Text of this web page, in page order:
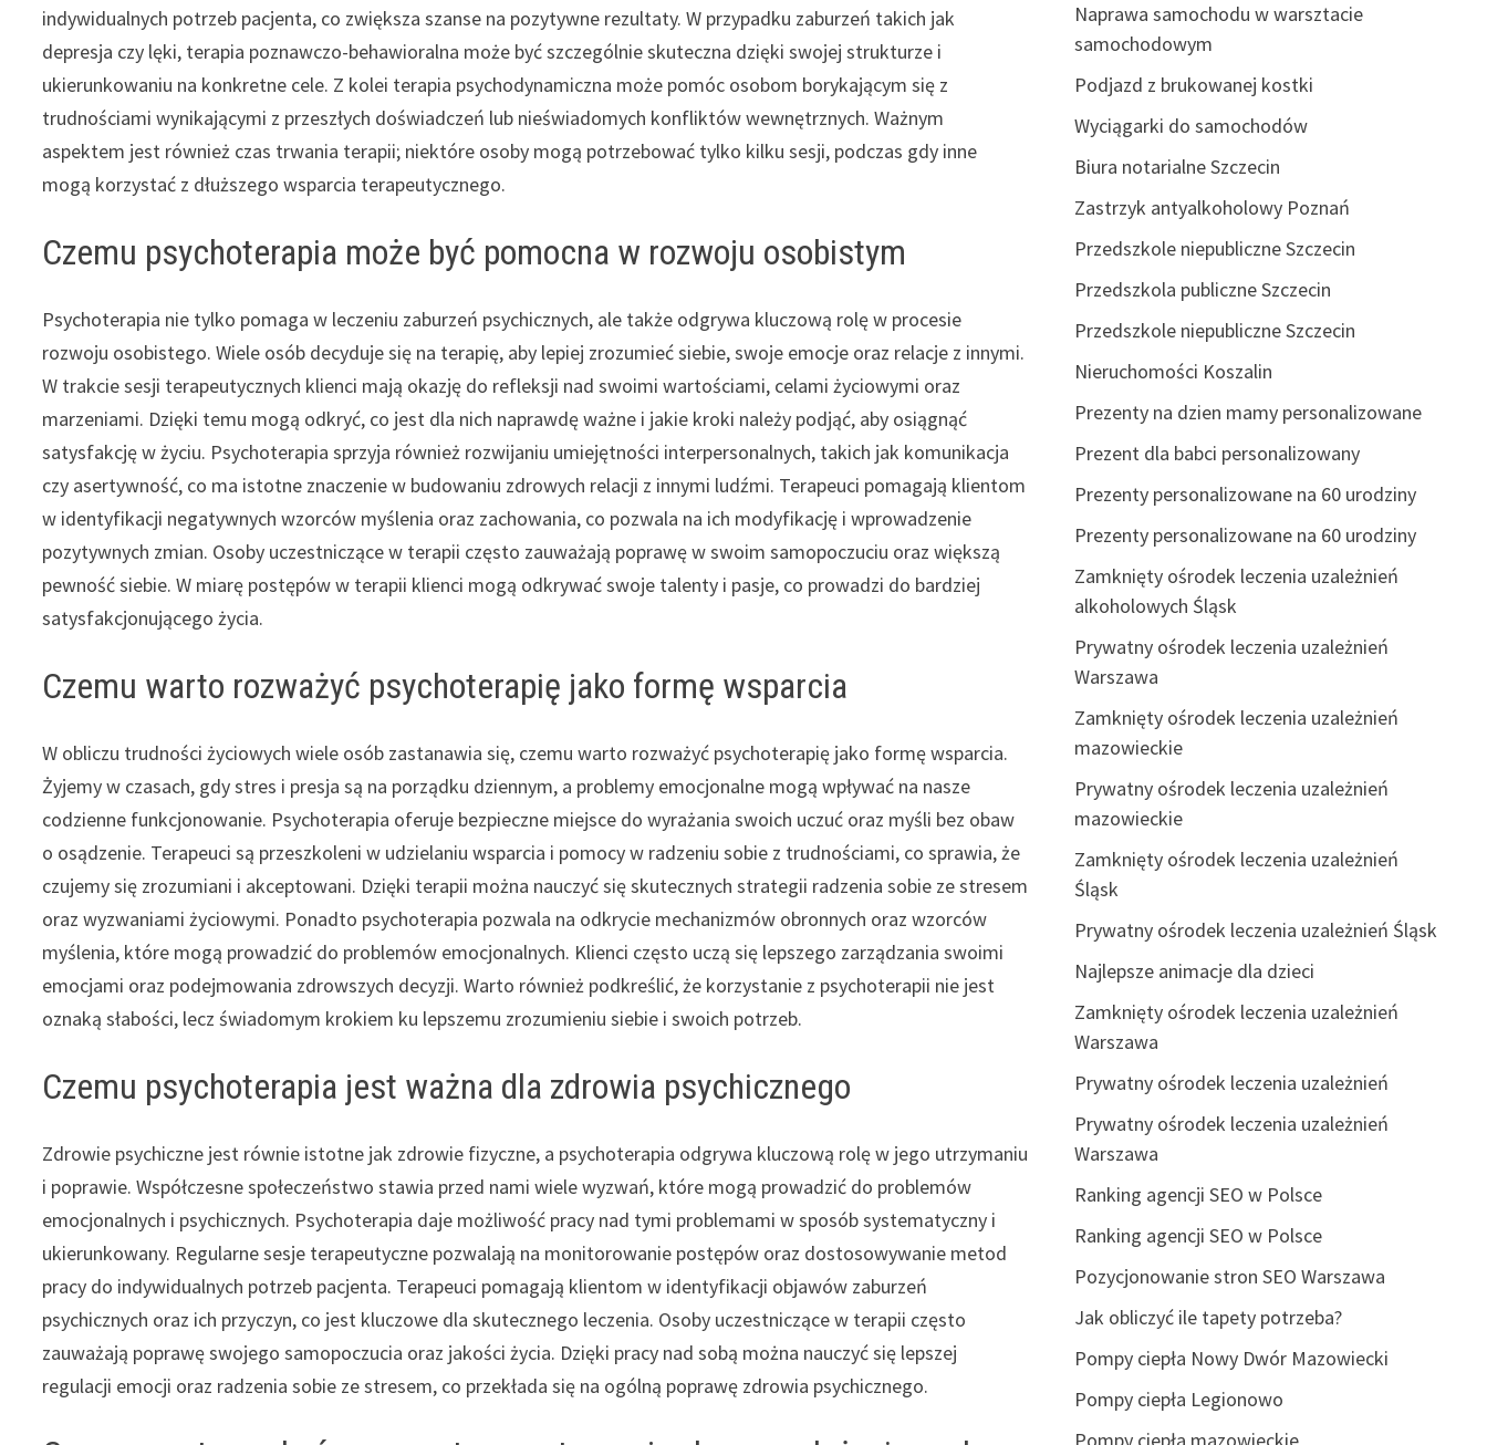
indywidualnych potrzeb pacjenta, co zwiększa szanse na pozytywne rezultaty. W przypadku zaburzeń takich jak
depresja czy lęki, terapia poznawczo-behawioralna może być szczególnie skuteczna dzięki swojej strukturze i
ukierunkowaniu na konkretne cele. Z kolei terapia psychodynamiczna może pomóc osobom borykającym się z
trudnościami wynikającymi z przeszłych doświadczeń lub nieświadomych konfliktów wewnętrznych. Ważnym
aspektem jest również czas trwania terapii; niektóre osoby mogą potrzebować tylko kilku sesji, podczas gdy inne
mogą korzystać z dłuższego wsparcia terapeutycznego.
Czemu psychoterapia może być pomocna w rozwoju osobistym
Psychoterapia nie tylko pomaga w leczeniu zaburzeń psychicznych, ale także odgrywa kluczową rolę w procesie
rozwoju osobistego. Wiele osób decyduje się na terapię, aby lepiej zrozumieć siebie, swoje emocje oraz relacje z innymi.
W trakcie sesji terapeutycznych klienci mają okazję do refleksji nad swoimi wartościami, celami życiowymi oraz
marzeniami. Dzięki temu mogą odkryć, co jest dla nich naprawdę ważne i jakie kroki należy podjąć, aby osiągnąć
satysfakcję w życiu. Psychoterapia sprzyja również rozwijaniu umiejętności interpersonalnych, takich jak komunikacja
czy asertywność, co ma istotne znaczenie w budowaniu zdrowych relacji z innymi ludźmi. Terapeuci pomagają klientom
w identyfikacji negatywnych wzorców myślenia oraz zachowania, co pozwala na ich modyfikację i wprowadzenie
pozytywnych zmian. Osoby uczestniczące w terapii często zauważają poprawę w swoim samopoczuciu oraz większą
pewność siebie. W miarę postępów w terapii klienci mogą odkrywać swoje talenty i pasje, co prowadzi do bardziej
satysfakcjonującego życia.
Czemu warto rozważyć psychoterapię jako formę wsparcia
W obliczu trudności życiowych wiele osób zastanawia się, czemu warto rozważyć psychoterapię jako formę wsparcia.
Żyjemy w czasach, gdy stres i presja są na porządku dziennym, a problemy emocjonalne mogą wpływać na nasze
codzienne funkcjonowanie. Psychoterapia oferuje bezpieczne miejsce do wyrażania swoich uczuć oraz myśli bez obaw
o osądzenie. Terapeuci są przeszkoleni w udzielaniu wsparcia i pomocy w radzeniu sobie z trudnościami, co sprawia, że
czujemy się zrozumiani i akceptowani. Dzięki terapii można nauczyć się skutecznych strategii radzenia sobie ze stresem
oraz wyzwaniami życiowymi. Ponadto psychoterapia pozwala na odkrycie mechanizmów obronnych oraz wzorców
myślenia, które mogą prowadzić do problemów emocjonalnych. Klienci często uczą się lepszego zarządzania swoimi
emocjami oraz podejmowania zdrowszych decyzji. Warto również podkreślić, że korzystanie z psychoterapii nie jest
oznaką słabości, lecz świadomym krokiem ku lepszemu zrozumieniu siebie i swoich potrzeb.
Czemu psychoterapia jest ważna dla zdrowia psychicznego
Zdrowie psychiczne jest równie istotne jak zdrowie fizyczne, a psychoterapia odgrywa kluczową rolę w jego utrzymaniu
i poprawie. Współczesne społeczeństwo stawia przed nami wiele wyzwań, które mogą prowadzić do problemów
emocjonalnych i psychicznych. Psychoterapia daje możliwość pracy nad tymi problemami w sposób systematyczny i
ukierunkowany. Regularne sesje terapeutyczne pozwalają na monitorowanie postępów oraz dostosowywanie metod
pracy do indywidualnych potrzeb pacjenta. Terapeuci pomagają klientom w identyfikacji objawów zaburzeń
psychicznych oraz ich przyczyn, co jest kluczowe dla skutecznego leczenia. Osoby uczestniczące w terapii często
zauważają poprawę swojego samopoczucia oraz jakości życia. Dzięki pracy nad sobą można nauczyć się lepszej
regulacji emocji oraz radzenia sobie ze stresem, co przekłada się na ogólną poprawę zdrowia psychicznego.
Naprawa samochodu w warsztacie
samochodowym
Podjazd z brukowanej kostki
Wyciągarki do samochodów
Biura notarialne Szczecin
Zastrzyk antyalkoholowy Poznań
Przedszkole niepubliczne Szczecin
Przedszkola publiczne Szczecin
Przedszkole niepubliczne Szczecin
Nieruchomości Koszalin
Prezenty na dzien mamy personalizowane
Prezent dla babci personalizowany
Prezenty personalizowane na 60 urodziny
Prezenty personalizowane na 60 urodziny
Zamknięty ośrodek leczenia uzależnień
alkoholowych Śląsk
Prywatny ośrodek leczenia uzależnień
Warszawa
Zamknięty ośrodek leczenia uzależnień
mazowieckie
Prywatny ośrodek leczenia uzależnień
mazowieckie
Zamknięty ośrodek leczenia uzależnień
Śląsk
Prywatny ośrodek leczenia uzależnień Śląsk
Najlepsze animacje dla dzieci
Zamknięty ośrodek leczenia uzależnień
Warszawa
Prywatny ośrodek leczenia uzależnień
Prywatny ośrodek leczenia uzależnień
Warszawa
Ranking agencji SEO w Polsce
Ranking agencji SEO w Polsce
Pozycjonowanie stron SEO Warszawa
Jak obliczyć ile tapety potrzeba?
Pompy ciepła Nowy Dwór Mazowiecki
Pompy ciepła Legionowo